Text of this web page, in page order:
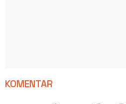
KOMENTAR